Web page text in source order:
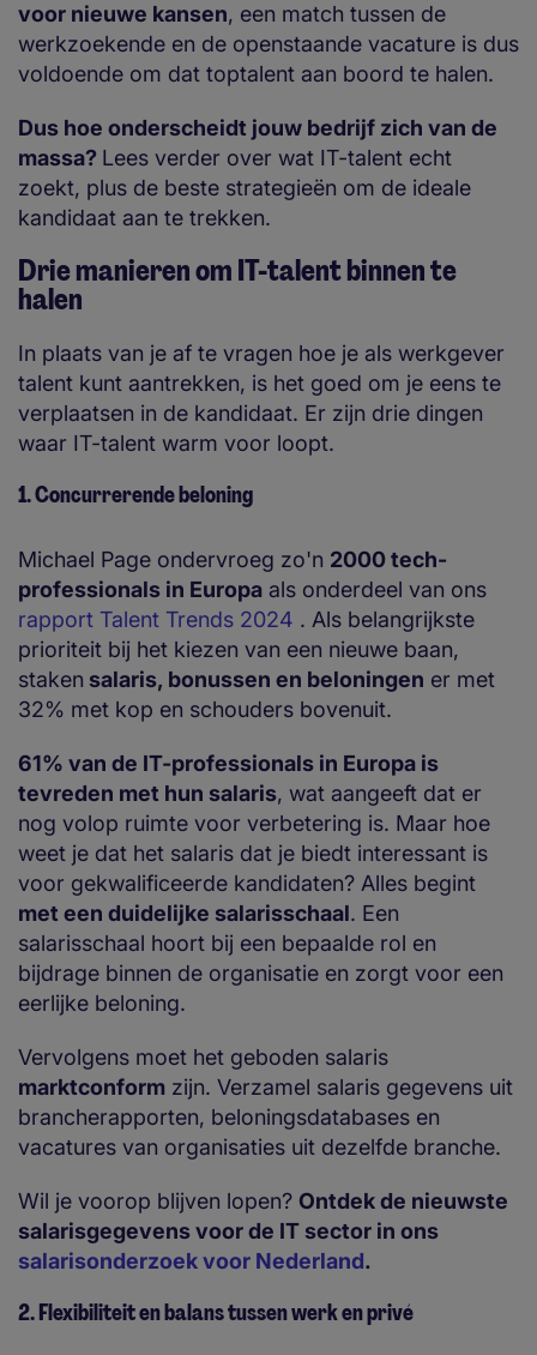
voor nieuwe kansen, een match tussen de
werkzoekende en de openstaande vacature is dus
voldoende om dat toptalent aan boord te halen.
Dus hoe onderscheidt jouw bedrijf zich van de
massa? Lees verder over wat IT-talent echt
zoekt, plus de beste strategieën om de ideale
kandidaat aan te trekken.
Drie manieren om IT-talent binnen te
halen
In plaats van je af te vragen hoe je als werkgever
talent kunt aantrekken, is het goed om je eens te
verplaatsen in de kandidaat. Er zijn drie dingen
waar IT-talent warm voor loopt.
1. Concurrerende beloning
Michael Page ondervroeg zo'n 2000 tech-
professionals in Europa als onderdeel van ons
rapport Talent Trends 2024 . Als belangrijkste
prioriteit bij het kiezen van een nieuwe baan,
staken salaris, bonussen en beloningen er met
32% met kop en schouders bovenuit.
61% van de IT-professionals in Europa is
tevreden met hun salaris, wat aangeeft dat er
nog volop ruimte voor verbetering is. Maar hoe
weet je dat het salaris dat je biedt interessant is
voor gekwalificeerde kandidaten? Alles begint
met een duidelijke salarisschaal. Een
salarisschaal hoort bij een bepaalde rol en
bijdrage binnen de organisatie en zorgt voor een
eerlijke beloning.
Vervolgens moet het geboden salaris
marktconform zijn. Verzamel salaris gegevens uit
brancherapporten, beloningsdatabases en
vacatures van organisaties uit dezelfde branche.
Wil je voorop blijven lopen? Ontdek de nieuwste
salarisgegevens voor de IT sector in ons
salarisonderzoek voor Nederland.
2. Flexibiliteit en balans tussen werk en privé